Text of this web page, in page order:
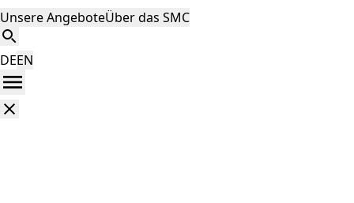
Unsere AngeboteÜber das SMC
DEEN